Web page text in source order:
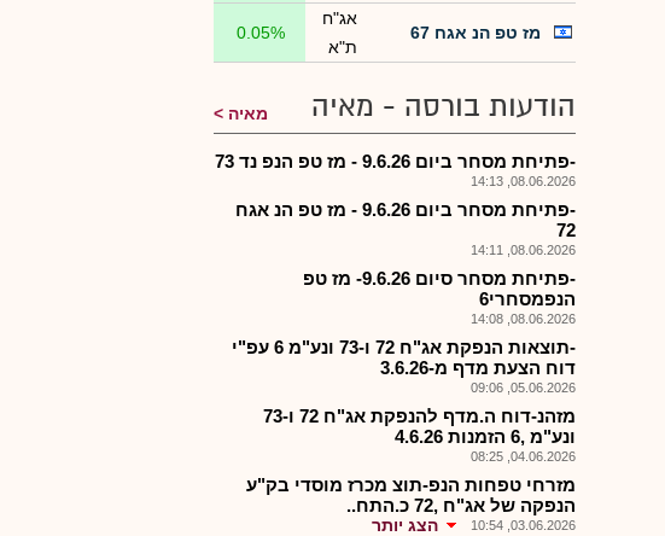
מז טפ הנ אגח 67
אג"ח
ת"א
0.05%
הודעות בורסה - מאיה מאיה
-פתיחת מסחר ביום 9.6.26 - מז טפ הנפ נד 73
08.06.2026, 14:13
-פתיחת מסחר ביום 9.6.26 - מז טפ הנ אגח
72
08.06.2026, 14:11
-פתיחת מסחר סיום 9.6.26- מז טפ
הנפמסחרי6
08.06.2026, 14:08
-תוצאות הנפקת אג"ח 72 ו-73 ונע"מ 6 עפ"י
דוח הצעת מדף מ-3.6.26
05.06.2026, 09:06
מזהנ-דוח ה.מדף להנפקת אג"ח 72 ו-73
ונע"מ ,6 הזמנות 4.6.26
04.06.2026, 08:25
מזרחי טפחות הנפ-תוצ מכרז מוסדי בק"ע
הנפקה של אג"ח ,72 כ.התח..
03.06.2026, 10:54 הצג יותר